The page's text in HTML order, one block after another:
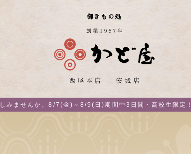
御きもの処
みませんか。8/7(金)～8/9(日)期間中3日間・高校生限定！